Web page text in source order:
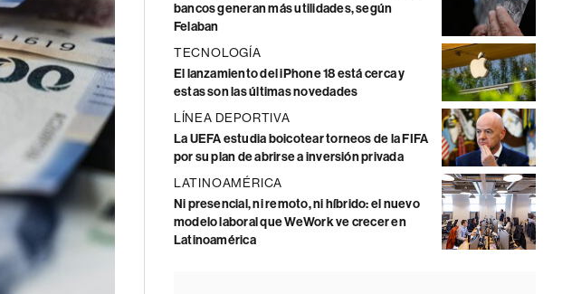
bancos generan más utilidades, según
Felaban
TECNOLOGÍA
El lanzamiento del iPhone 18 está cerca y
estas son las últimas novedades
LÍNEA DEPORTIVA
La UEFA estudia boicotear torneos de la FIFA
por su plan de abrirse a inversión privada
LATINOAMÉRICA
Ni presencial, ni remoto, ni híbrido: el nuevo
modelo laboral que WeWork ve crecer en
Latinoamérica